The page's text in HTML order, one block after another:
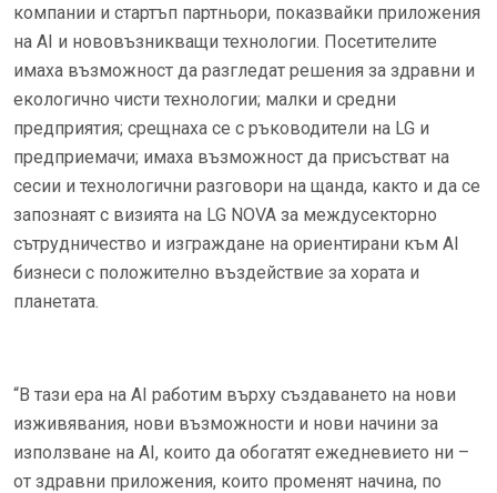
компании и стартъп партньори, показвайки приложения
на AI и нововъзникващи технологии. Посетителите
имаха възможност да разгледат решения за здравни и
екологично чисти технологии; малки и средни
предприятия; срещнаха се с ръководители на LG и
предприемачи; имаха възможност да присъстват на
сесии и технологични разговори на щанда, както и да се
запознаят с визията на LG NOVA за междусекторно
сътрудничество и изграждане на ориентирани към AI
бизнеси с положително въздействие за хората и
планетата.
“В тази ера на AI работим върху създаването на нови
изживявания, нови възможности и нови начини за
използване на AI, които да обогатят ежедневието ни –
от здравни приложения, които променят начина, по